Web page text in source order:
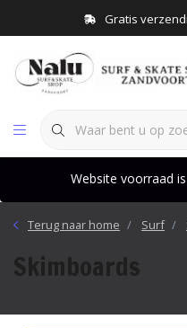
Gratis
Website voorraad
Terug naar home Surf
Skimboards